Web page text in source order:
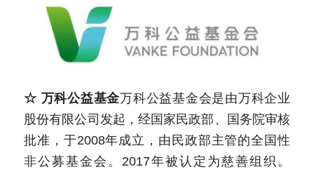
☆ 万科公益基金万科公益基金会是由万科企业
股份有限公司发起，经国家民政部、国务院审核
批准，于2008年成立，由民政部主管的全国性
非公募基金会。2017年被认定为慈善组织。